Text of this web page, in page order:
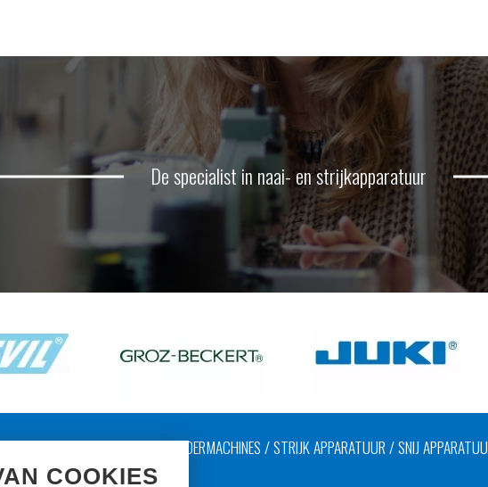
De specialist in naai- en strijkapparatuur
NAAIMACHINES / LEDERMACHINES / STRIJK APPARATUUR / SNIJ
COOKIES